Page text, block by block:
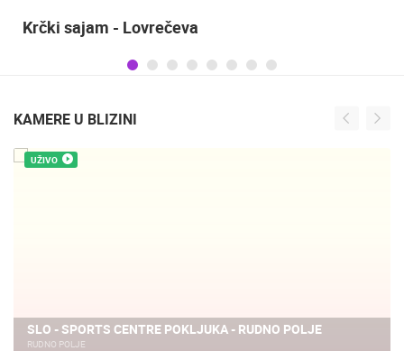
Krčki sajam - Lovrečeva
KAMERE U BLIZINI
UŽIVO
SLO - SPORTS CENTRE POKLJUKA - RUDNO POLJE
RUDNO POLJE